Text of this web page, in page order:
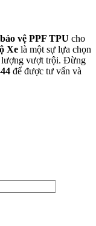
vệ PPF TPU cho
Xe là một sự lựa chọn
lượng vượt trội. Đừng
để được tư vấn và